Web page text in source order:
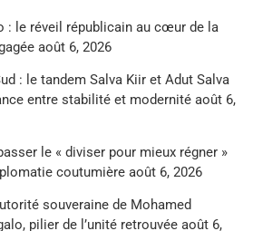
: le réveil républicain au cœur de la
août 6, 2026
: le tandem Salva Kiir et Adut Salva
entre stabilité et modernité août 6,
le « diviser pour mieux régner »
coutumière août 6, 2026
souveraine de Mohamed
pilier de l’unité retrouvée août 6,